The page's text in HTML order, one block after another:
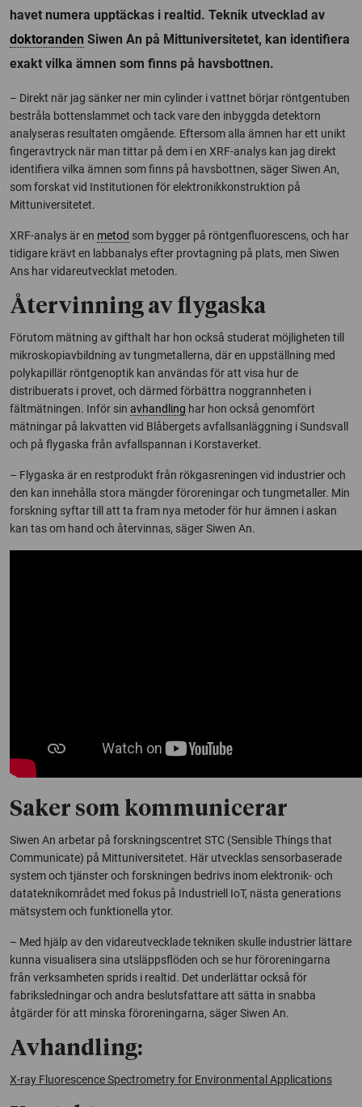
havet numera upptäckas i realtid. Teknik utvecklad av
doktoranden Siwen An på Mittuniversitetet, kan identifiera
exakt vilka ämnen som finns på havsbottnen.
– Direkt när jag sänker ner min cylinder i vattnet börjar röntgentuben
bestråla bottenslammet och tack vare den inbyggda detektorn
analyseras resultaten omgående. Eftersom alla ämnen har ett unikt
fingeravtryck när man tittar på dem i en XRF-analys kan jag direkt
identifiera vilka ämnen som finns på havsbottnen, säger Siwen An,
som forskat vid Institutionen för elektronikkonstruktion på
Mittuniversitetet.
XRF-analys är en metod som bygger på röntgenfluorescens, och har
tidigare krävt en labbanalys efter provtagning på plats, men Siwen
Ans har vidareutvecklat metoden.
Återvinning av flygaska
Förutom mätning av gifthalt har hon också studerat möjligheten till
mikroskopiavbildning av tungmetallerna, där en uppställning med
polykapillär röntgenoptik kan användas för att visa hur de
distribuerats i provet, och därmed förbättra noggrannheten i
fältmätningen. Inför sin avhandling har hon också genomfört
mätningar på lakvatten vid Blåbergets avfallsanläggning i Sundsvall
och på flygaska från avfallspannan i Korstaverket.
– Flygaska är en restprodukt från rökgasreningen vid industrier och
den kan innehålla stora mängder föroreningar och tungmetaller. Min
forskning syftar till att ta fram nya metoder för hur ämnen i askan
kan tas om hand och återvinnas, säger Siwen An.
Saker som kommunicerar
Siwen An arbetar på forskningscentret STC (Sensible Things that
Communicate) på Mittuniversitetet. Här utvecklas sensorbaserade
system och tjänster och forskningen bedrivs inom elektronik- och
datateknikområdet med fokus på Industriell IoT, nästa generations
mätsystem och funktionella ytor.
– Med hjälp av den vidareutvecklade tekniken skulle industrier lättare
kunna visualisera sina utsläppsflöden och se hur föroreningarna
från verksamheten sprids i realtid. Det underlättar också för
fabriksledningar och andra beslutsfattare att sätta in snabba
åtgärder för att minska föroreningarna, säger Siwen An.
Avhandling:
X-ray Fluorescence Spectrometry for Environmental Applications